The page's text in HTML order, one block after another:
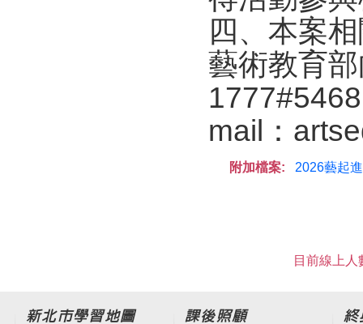
四、本案
藝術教育
mail：
附加檔案: 2026藝起
目前線上
新北市學習地圖 課後照顧 終